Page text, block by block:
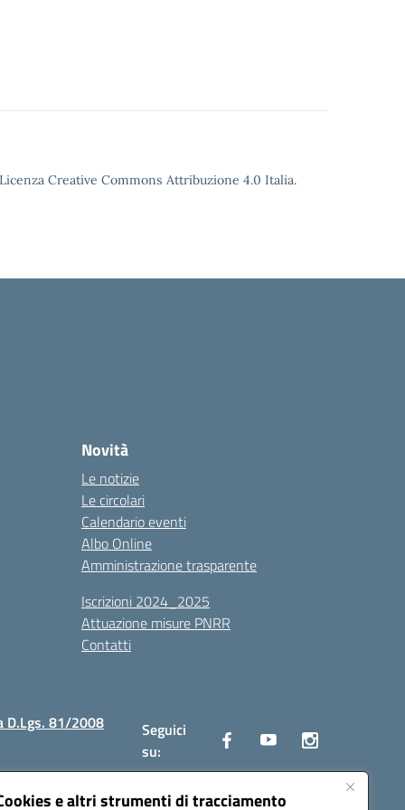
e altri strumenti di tracciamento
Creative Commons Attribuzione 4.0 Italia.
Novità
Le notizie
Le circolari
Calendario eventi
Albo Online
Amministrazione trasparente
Iscrizioni 2024_2025
Attuazione misure PNRR
Contatti
D.Lgs. 81/2008
Seguici
su: